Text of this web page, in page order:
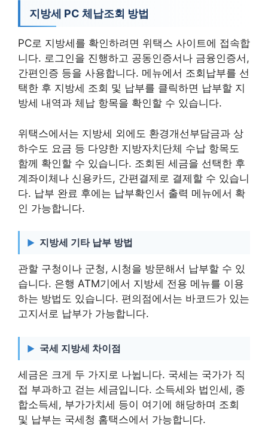
지방세 PC 체납조회 방법
PC로 지방세를 확인하려면 위택스 사이트에 접속합
니다. 로그인을 진행하고 공동인증서나 금융인증서,
간편인증 등을 사용합니다. 메뉴에서 조회납부를 선
택한 후 지방세 조회 및 납부를 클릭하면 납부할 지
방세 내역과 체납 항목을 확인할 수 있습니다.
위택스에서는 지방세 외에도 환경개선부담금과 상
하수도 요금 등 다양한 지방자치단체 수납 항목도
함께 확인할 수 있습니다. 조회된 세금을 선택한 후
계좌이체나 신용카드, 간편결제로 결제할 수 있습니
다. 납부 완료 후에는 납부확인서 출력 메뉴에서 확
인 가능합니다.
지방세 기타 납부 방법
관할 구청이나 군청, 시청을 방문해서 납부할 수 있
습니다. 은행 ATM기에서 지방세 전용 메뉴를 이용
하는 방법도 있습니다. 편의점에서는 바코드가 있는
고지서로 납부가 가능합니다.
국세 지방세 차이점
세금은 크게 두 가지로 나뉩니다. 국세는 국가가 직
접 부과하고 걷는 세금입니다. 소득세와 법인세, 종
합소득세, 부가가치세 등이 여기에 해당하며 조회
및 납부는 국세청 홈택스에서 가능합니다.